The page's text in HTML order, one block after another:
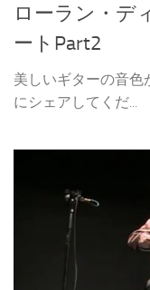
ローラン・デ
ートPart2
美しいギターの音
にシェアしてくだ...